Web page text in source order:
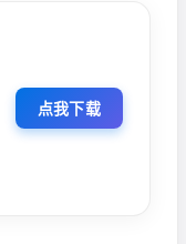
点我下载